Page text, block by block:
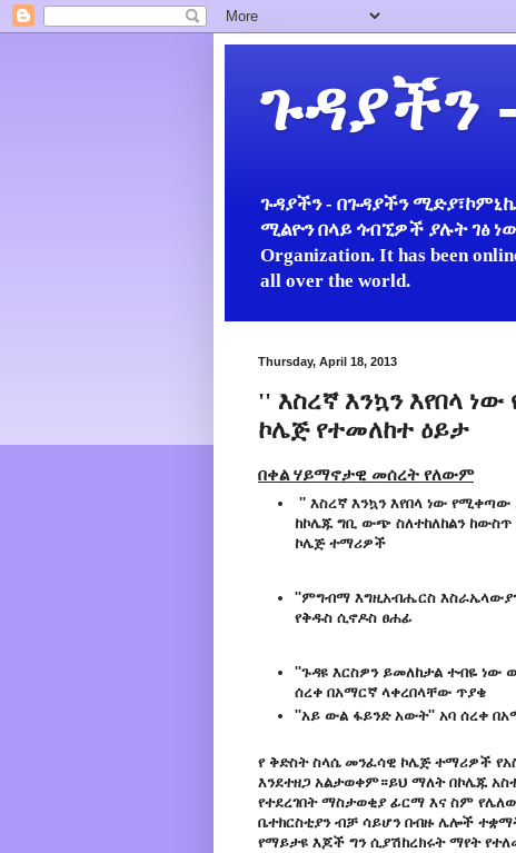
ጉዳያችን -
ጉዳያችን - በጉዳያችን
ሚልዮን በላይ ጎብኚዎች ያሉት ገፅ ነው።
Organization. It has been
all over the world.
Thursday, April 18, 2013
'' እስረኛ እንኳን እየበላ
ኮሌጅ የተመለከተ ዕይታ
በቀል ሃይማኖታዊ መሰረት የለውም
'' እስረኛ እንኳን እየበላ ነው
ከኮሌጁ ግቢ ውጭ ስለተከለከልን ከውስጥ
ኮሌጅ ተማሪዎች
''ምግብማ እግዚአብሔርስ
የቅዱስ ሲኖዶስ ፀሐፊ
''ጉዳዩ እርስዎን ይመለከታል ተብዬ ነው
ሰረቀ በአማርኛ ላቀረበላቸው ጥያቄ
''አይ ውል ፋይንድ አውት'' አባ ሰረቀ
የ ቅድስት ስላሴ መንፈሳዊ ኮሌጅ ተማሪዎች
እንደተዘጋ አልታወቀም።ይህ ማለት በኮሌጁ
የተደረገበት ማስታወቂያ ፊርማ እና ስም
ቤተክርስቲያን ብቻ ሳይሆን በብዙ ሌሎች
የማይታዩ እጆች ግን ሲያሽከረክሩት ማየት